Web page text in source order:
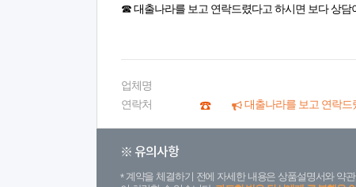
☎ 대출나라를 보고 연락드렸다고 하시면 보다 상담
업체명
연락처
대출나라를 보고 연락드
※ 유의사항
계약을 체결하기 전에 자세한 내용은 상품설명서와 약